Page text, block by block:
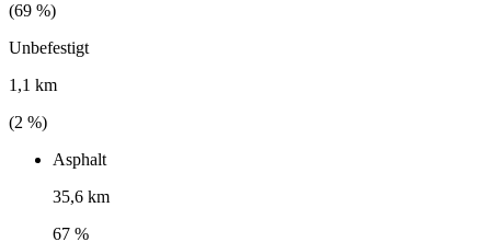
(69 %)
Unbefestigt
1,1 km
(2 %)
Asphalt
35,6 km
67 %